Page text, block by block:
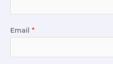
Email *